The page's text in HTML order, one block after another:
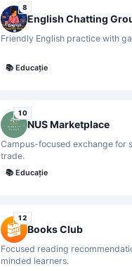
8
English Chatting
Friendly English practice with
📚 Educație
10
NUS Marketplace
Campus-focused exchange for
trade.
📚 Educație
12
Books Club
Focused reading
minded learners.